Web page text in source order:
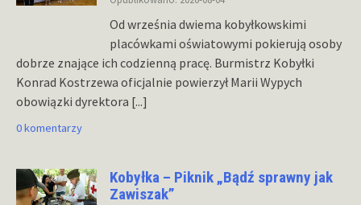
Od września dwiema kobyłkowskimi
placówkami oświatowymi pokierują osoby
dobrze znające ich codzienną pracę. Burmistrz Kobyłki
Konrad Kostrzewa oficjalnie powierzył Marii Wypych
obowiązki dyrektora [...]
0 komentarzy
Kobyłka – Piknik „Bądź sprawny jak
Zawiszak”